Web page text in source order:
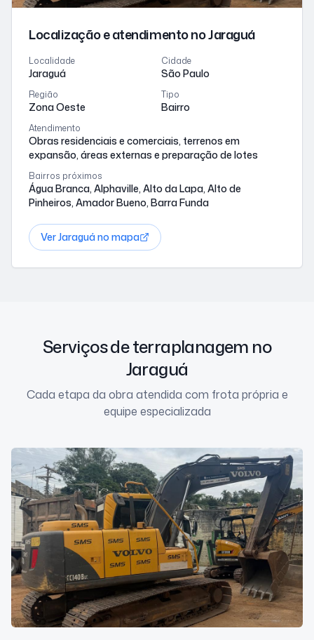
Localização e atendimentono Jaraguá
Localidade
Jaraguá
Cidade
São Paulo
Região
Zona Oeste
Tipo
Bairro
Atendimento
Obras residenciais e comerciais, terrenos em
expansão, áreas externas e preparação de lotes
Bairros próximos
Água Branca, Alphaville, Alto da Lapa, Alto de
Pinheiros, Amador Bueno, Barra Funda
VerJaraguáno mapa
Serviços de terraplanagem no
Jaraguá
Cada etapa da obra atendida com frota própria e
equipe especializada